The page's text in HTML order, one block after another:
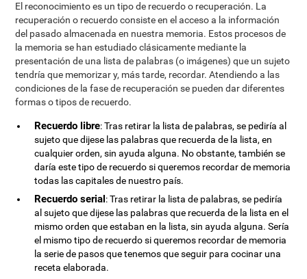
El reconocimiento es un tipo de recuerdo o recuperación. La
recuperación o recuerdo consiste en el acceso a la información
del pasado almacenada en nuestra memoria. Estos procesos de
la memoria se han estudiado clásicamente mediante la
presentación de una lista de palabras (o imágenes) que un sujeto
tendría que memorizar y, más tarde, recordar. Atendiendo a las
condiciones de la fase de recuperación se pueden dar diferentes
formas o tipos de recuerdo.
Recuerdo libre: Tras retirar la lista de palabras, se pediría al
sujeto que dijese las palabras que recuerda de la lista, en
cualquier orden, sin ayuda alguna. No obstante, también se
daría este tipo de recuerdo si queremos recordar de memoria
todas las capitales de nuestro país.
Recuerdo serial: Tras retirar la lista de palabras, se pediría
al sujeto que dijese las palabras que recuerda de la lista en el
mismo orden que estaban en la lista, sin ayuda alguna. Sería
el mismo tipo de recuerdo si queremos recordar de memoria
la serie de pasos que tenemos que seguir para cocinar una
receta elaborada.